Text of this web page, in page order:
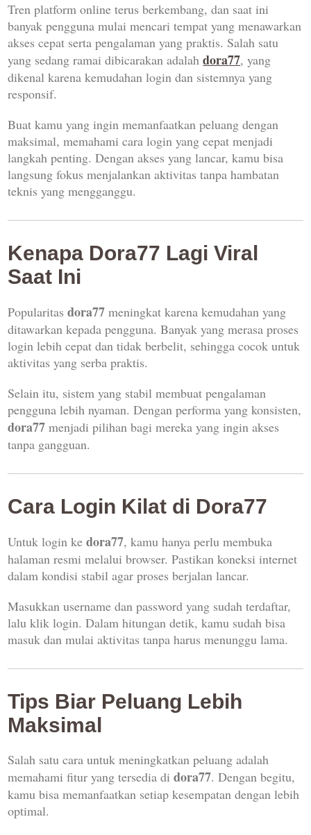
Tren platform online terus berkembang, dan saat ini
banyak pengguna mulai mencari tempat yang menawarkan
akses cepat serta pengalaman yang praktis. Salah satu
yang sedang ramai dibicarakan adalahdora77, yang
dikenal karena kemudahan login dan sistemnya yang
responsif.
Buat kamu yang ingin memanfaatkan peluang dengan
maksimal, memahami cara login yang cepat menjadi
langkah penting. Dengan akses yang lancar, kamu bisa
langsung fokus menjalankan aktivitas tanpa hambatan
teknis yang mengganggu.
Kenapa Dora77 Lagi Viral
Saat Ini
Popularitasdora77 meningkat karena kemudahan yang
ditawarkan kepada pengguna. Banyak yang merasa proses
login lebih cepat dan tidak berbelit, sehingga cocok untuk
aktivitas yang serba praktis.
Selain itu, sistem yang stabil membuat pengalaman
pengguna lebih nyaman. Dengan performa yang konsisten,
dora77 menjadi pilihan bagi mereka yang ingin akses
tanpa gangguan.
Cara Login Kilat di Dora77
Untuk login kedora77, kamu hanya perlu membuka
halaman resmi melalui browser. Pastikan koneksi internet
dalam kondisi stabil agar proses berjalan lancar.
Masukkan username dan password yang sudah terdaftar,
lalu klik login. Dalam hitungan detik, kamu sudah bisa
masuk dan mulai aktivitas tanpa harus menunggu lama.
Tips Biar Peluang Lebih
Maksimal
Salah satu cara untuk meningkatkan peluang adalah
memahami fitur yang tersedia didora77. Dengan begitu,
kamu bisa memanfaatkan setiap kesempatan dengan lebih
optimal.